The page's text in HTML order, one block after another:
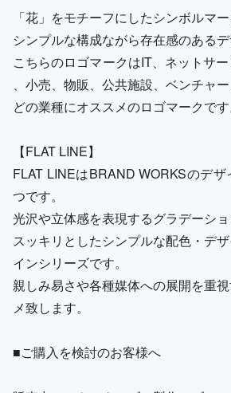
「花」をモチーフにしたシンボルマー
シンプルな構成ながら存在感のあるデ
こちらのロゴマークはIT、ネットサ
、小売、物販、公共施設、ベンチャ
どの業種にオススメのロゴマークです
【FLAT LINE】
FLAT LINEはBRAND WORKSのデ
つです。
光沢や立体感を表現するグラデーショ
スッキリとしたシンプルな配色・デ
インシリーズです。
親しみ易さや各種媒体への展開を重
メ致します。
■ご購入を検討のお客様へ